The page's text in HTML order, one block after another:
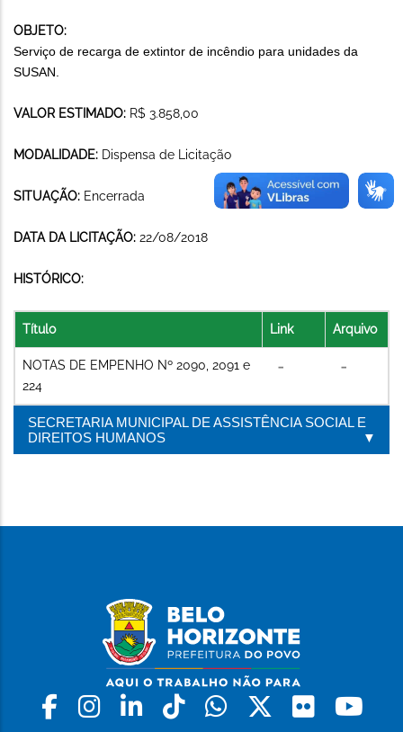
OBJETO:
Serviço de recarga de extintor de incêndio para unidades da
SUSAN.
VALOR ESTIMADO: R$ 3.858,00
MODALIDADE: Dispensa de Licitação
SITUAÇÃO: Encerrada
DATA DA LICITAÇÃO: 22/08/2018
HISTÓRICO:
Título Link Arquivo
NOTAS DE EMPENHO Nº 2090, 2091 e
224
SECRETARIA MUNICIPAL DE ASSISTÊNCIA SOCIAL E
DIREITOS HUMANOS
Facebook
Instagram
LinkedinTiktokWhatsapp
X Flickr